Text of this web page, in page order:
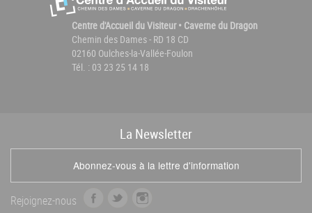
Centre d'Accueil du Visiteur • Caverne du Dragon
Chemin des Dames - RD 18 CD
02160 Oulches-la-Vallée-Foulon
Tél. : 03 23 25 14 18
La Newsletter
Abonnez-vous à la lettre d'information
Rejoignez-nous